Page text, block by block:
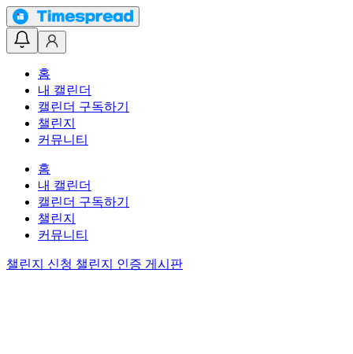
홈
내 캘린더
캘린더 구독하기
챌린지
커뮤니티
홈
내 캘린더
캘린더 구독하기
챌린지
커뮤니티
챌린지 신청 챌린지 인증 게시판